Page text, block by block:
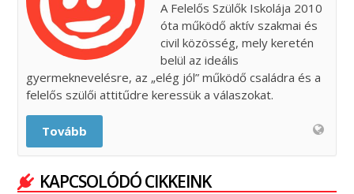
A Felelős Szülők Iskolája 2010
óta működő aktív szakmai és
civil közösség, mely keretén
belül az ideális
gyermeknevelésre, az „elég jól” működő családra és a
felelős szülői attitűdre keressük a válaszokat.
Tovább
KAPCSOLÓDÓ CIKKEINK